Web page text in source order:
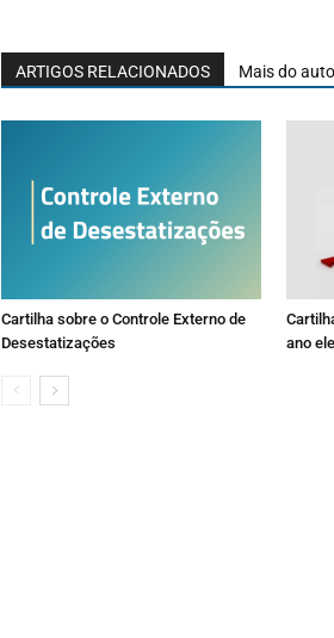
ARTIGOS RELACIONADOS Mais do
Cartilha sobre o Controle Externo de
Desestatizações
ano